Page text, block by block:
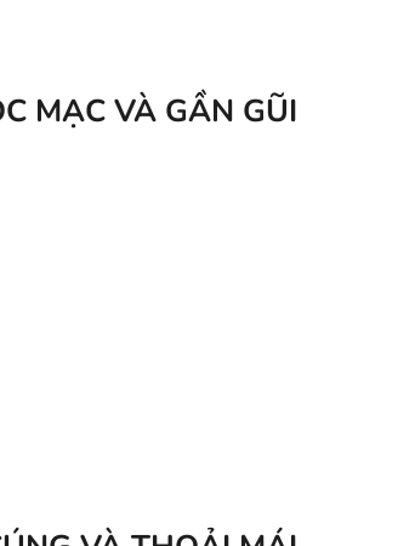
MẠC VÀ GẦN GŨI